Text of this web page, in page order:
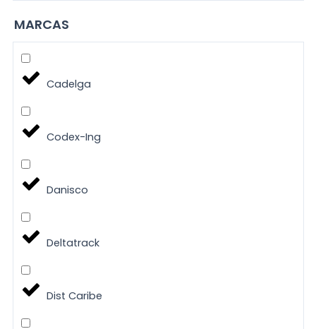
MARCAS
Cadelga
Codex-Ing
Danisco
Deltatrack
Dist Caribe